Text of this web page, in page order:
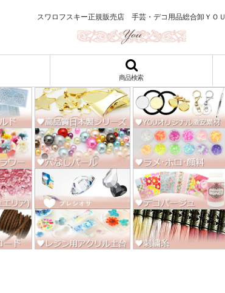
スワロフスキー正規販売店 手芸・デコ用品総合卸ＹＯＵ
商品検索